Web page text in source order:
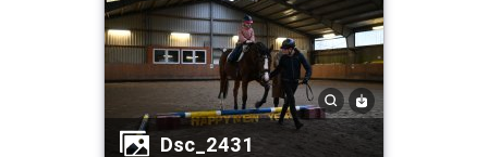
dsc_2431